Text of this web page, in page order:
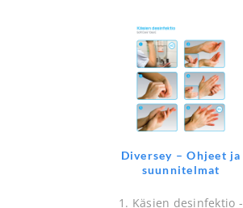
Diversey – Ohjeet ja
suunnitelmat
1. Käsien desinfektio -